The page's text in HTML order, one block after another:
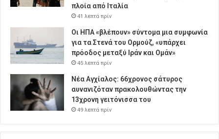
πλοία από Ιταλία
41 λεπτά πρίν
Οι ΗΠΑ «βλέπουν» σύντομα μια συμφωνία
για τα Στενά του Ορμούζ, «υπάρχει
πρόοδος μεταξύ Ιράν και Ομάν»
45 λεπτά πρίν
Νέα Αγχίαλος: 66χρονος σάτυρος
αυνανιζόταν πρακολουθώντας την
13χρονη γειτόνισσα του
49 λεπτά πρίν